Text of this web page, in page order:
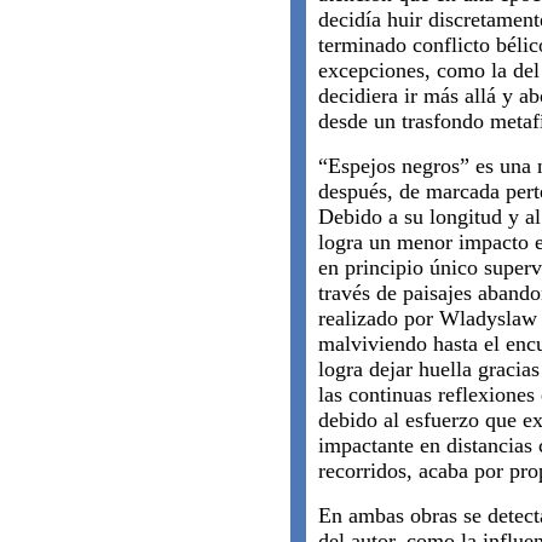
decidía huir
terminado conflicto
excepciones, como la
decidiera ir más allá y
desde un trasfondo
“Espejos negros” es
después, de marcada
Debido a su longitud y
logra un menor impacto
en principio único
través de paisajes
realizado por
malviviendo hasta el
logra dejar huella
las continuas
debido al esfuerzo que
impactante en distancias
recorridos, acaba por
En ambas obras se